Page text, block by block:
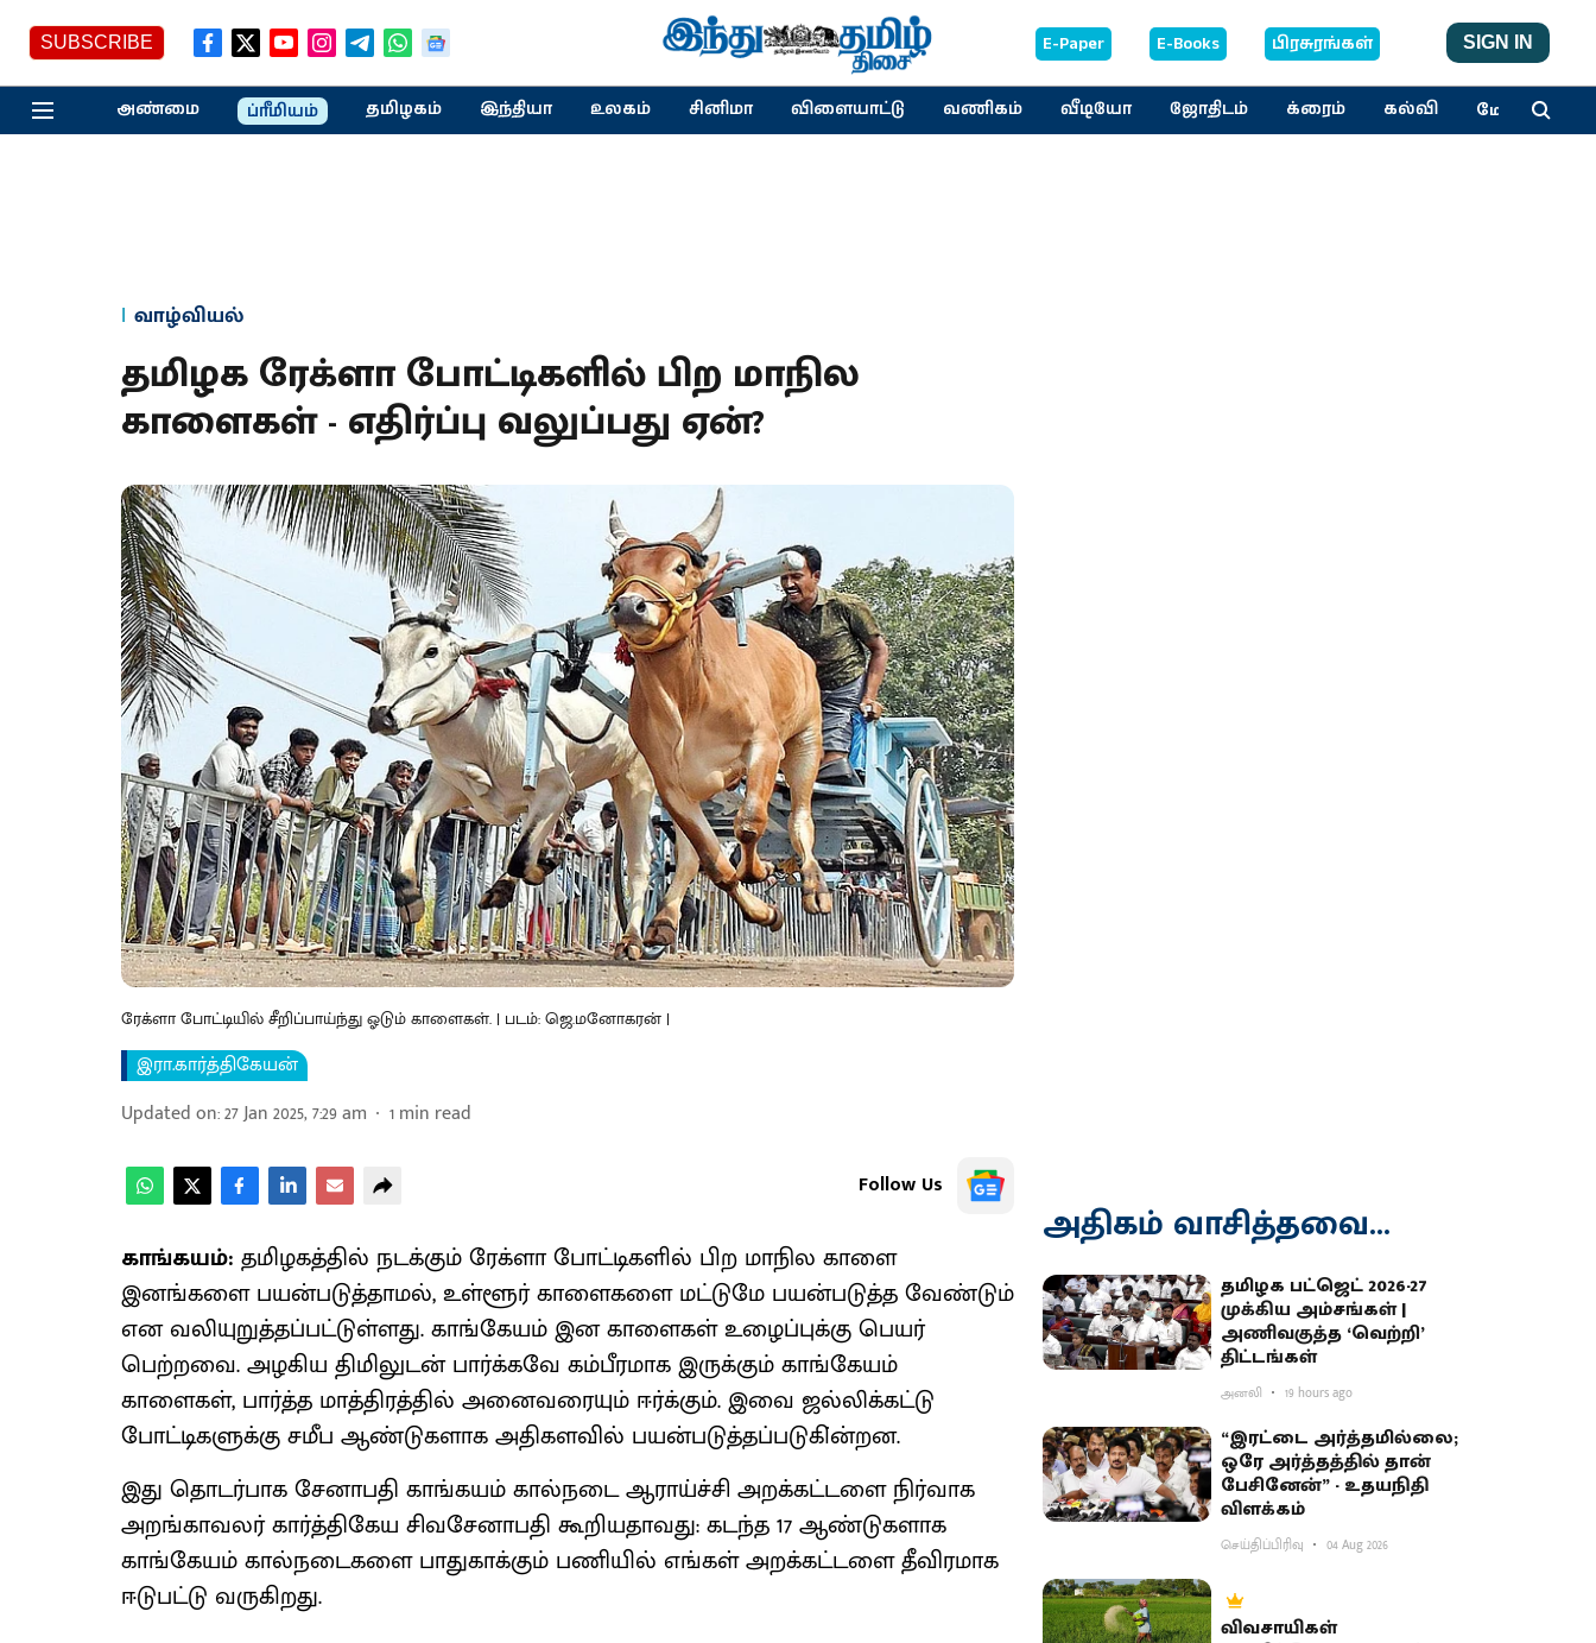
SUBSCRIBE E-Paper E-Books பிரசுரங்கள் SIGN IN
அண்மை ப்ரீமியம் தமிழகம் இந்தியா உலகம் சினிமா விளையாட்டு வணிகம் வீடியோ ஜோதிடம் க்ரைம் கல்வி மேலும்
வாழ்வியல்
தமிழக ரேக்ளா போட்டிகளில் பிற மாநில
காளைகள் - எதிர்ப்பு வலுப்பது ஏன்?
ரேக்ளா போட்டியில் சீறிப்பாய்ந்து ஓடும் காளைகள். | படம்: ஜெ.மனோகரன் |
இரா.கார்த்திகேயன்
Updated on:27 Jan 2025, 7:29 am 1min read
Follow Us
காங்கயம்: தமிழகத்தில் நடக்கும் ரேக்ளா போட்டிகளில் பிற மாநில காளை
இனங்களை பயன்படுத்தாமல், உள்ளூர் காளைகளை மட்டுமே பயன்படுத்த வேண்டும்
என வலியுறுத்தப்பட்டுள்ளது. காங்கேயம் இன காளைகள் உழைப்புக்கு பெயர்
பெற்றவை. அழகிய திமிலுடன் பார்க்கவே கம்பீரமாக இருக்கும் காங்கேயம்
காளைகள், பார்த்த மாத்திரத்தில் அனைவரையும் ஈர்க்கும். இவை ஜல்லிக்கட்டு
போட்டிகளுக்கு சமீப ஆண்டுகளாக அதிகளவில் பயன்படுத்தப்படுகி்ன்றன.
இது தொடர்பாக சேனாபதி காங்கயம் கால்நடை ஆராய்ச்சி அறக்கட்டளை நிர்வாக
அறங்காவலர் கார்த்திகேய சிவசேனாபதி கூறியதாவது: கடந்த 17 ஆண்டுகளாக
காங்கேயம் கால்நடைகளை பாதுகாக்கும் பணியில் எங்கள் அறக்கட்டளை தீவிரமாக
ஈடுபட்டு வருகிறது.
அதிகம் வாசித்தவை...
தமிழக பட்ஜெட் 2026-27
முக்கிய அம்சங்கள் |
அணிவகுத்த ‘வெற்றி’
திட்டங்கள்
அனலி 19 hours ago
“இரட்டை அர்த்தமில்லை;
ஒரே அர்த்தத்தில் தான்
பேசினேன்” - உதயநிதி
விளக்கம்
செய்திப்பிரிவு 04 Aug 2026
விவசாயிகள்